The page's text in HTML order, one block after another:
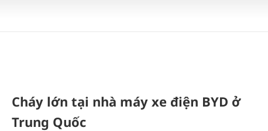
Cháy lớn tại nhà máy xe điện BYD ở
Trung Quốc